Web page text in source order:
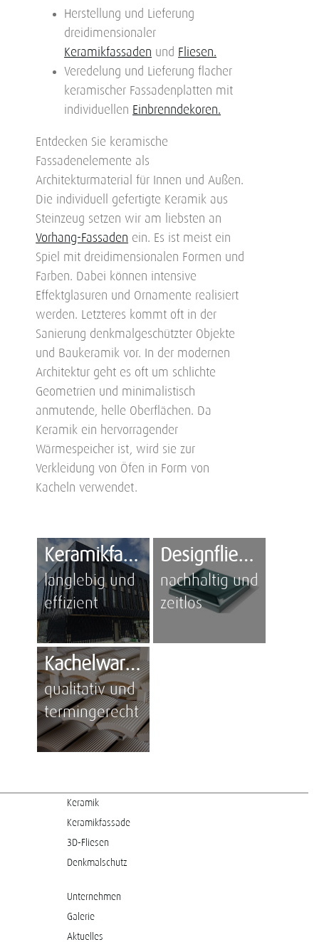
Herstellung und Lieferung
dreidimensionaler
Keramikfassaden und Fliesen.
Veredelung und Lieferung flacher
keramischer Fassadenplatten mit
individuellen Einbrenndekoren.
Entdecken Sie keramische
Fassadenelemente als
Architekturmaterial für Innen und Außen.
Die individuell gefertigte Keramik aus
Steinzeug setzen wir am liebsten an
Vorhang-Fassaden ein. Es ist meist ein
Spiel mit dreidimensionalen Formen und
Farben. Dabei können intensive
Effektglasuren und Ornamente realisiert
werden. Letzteres kommt oft in der
Sanierung denkmalgeschützter Objekte
und Baukeramik vor. In der modernen
Architektur geht es oft um schlichte
Geometrien und minimalistisch
anmutende, helle Oberflächen. Da
Keramik ein hervorragender
Wärmespeicher ist, wird sie zur
Verkleidung von Öfen in Form von
Kacheln verwendet.
Keramikfassade
langlebig und
effizient
Designfliesen
nachhaltig und
zeitlos
Kachelwaren
qualitativ und
termingerecht
Keramik
Keramikfassade
3D-Fliesen
Denkmalschutz
Unternehmen
Galerie
Aktuelles